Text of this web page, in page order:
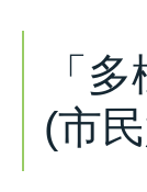
「
(市